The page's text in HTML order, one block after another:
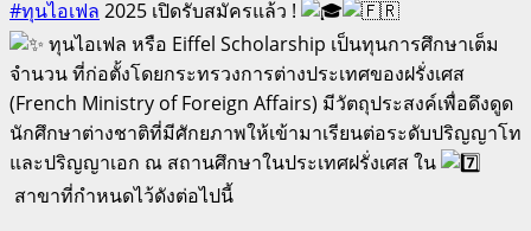
#ทุนไอเฟล 2025 เปิดรับสมัครแล้ว !
ทุนไอเฟล หรือ Eiffel Scholarship เป็นทุนการศึกษาเต็ม
จำนวน ที่ก่อตั้งโดยกระทรวงการต่างประเทศของฝรั่งเศส
(French Ministry of Foreign Affairs) มีวัตถุประสงค์เพื่อดึงดูด
นักศึกษาต่างชาติที่มีศักยภาพให้เข้ามาเรียนต่อระดับปริญญาโท
และปริญญาเอก ณ สถานศึกษาในประเทศฝรั่งเศส ใน
สาขาที่กำหนดไว้ดังต่อไปนี้